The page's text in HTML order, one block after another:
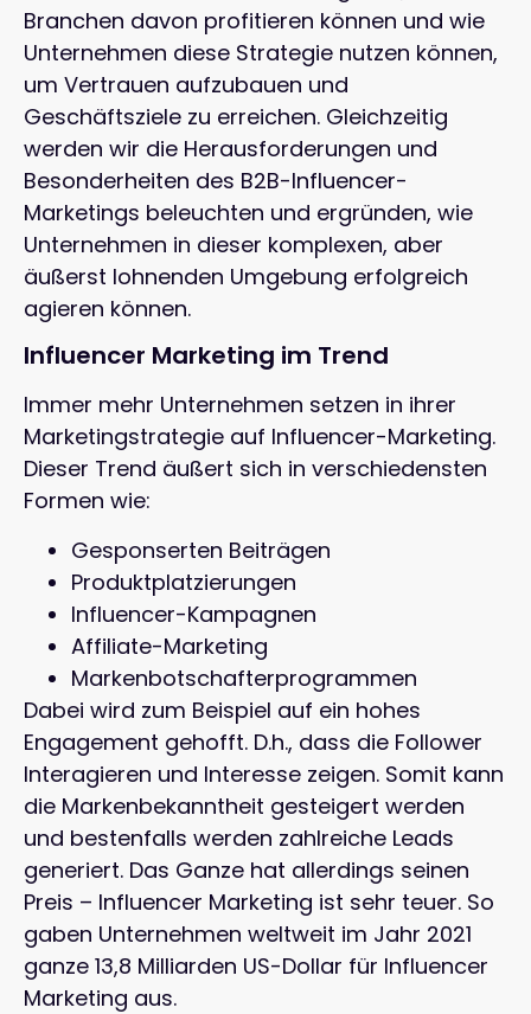
Branchen davon profitieren können und wie
Unternehmen diese Strategie nutzen können,
um Vertrauen aufzubauen und
Geschäftsziele zu erreichen. Gleichzeitig
werden wir die Herausforderungen und
Besonderheiten des B2B-Influencer-
Marketings beleuchten und ergründen, wie
Unternehmen in dieser komplexen, aber
äußerst lohnenden Umgebung erfolgreich
agieren können.
Influencer Marketing im Trend
Immer mehr Unternehmen setzen in ihrer
Marketingstrategie auf Influencer-Marketing.
Dieser Trend äußert sich in verschiedensten
Formen wie:
Gesponserten Beiträgen
Produktplatzierungen
Influencer-Kampagnen
Affiliate-Marketing
Markenbotschafterprogrammen
Dabei wird zum Beispiel auf ein hohes
Engagement gehofft. D.h., dass die Follower
Interagieren und Interesse zeigen. Somit kann
die Markenbekanntheit gesteigert werden
und bestenfalls werden zahlreiche Leads
generiert. Das Ganze hat allerdings seinen
Preis – Influencer Marketing ist sehr teuer. So
gaben Unternehmen weltweit im Jahr 2021
ganze 13,8 Milliarden US-Dollar für Influencer
Marketing aus.